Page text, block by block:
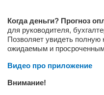
Когда деньги? Прогноз
для руководителя,
Позволяет увидеть
ожидаемым и
Видео про приложение
Внимание!